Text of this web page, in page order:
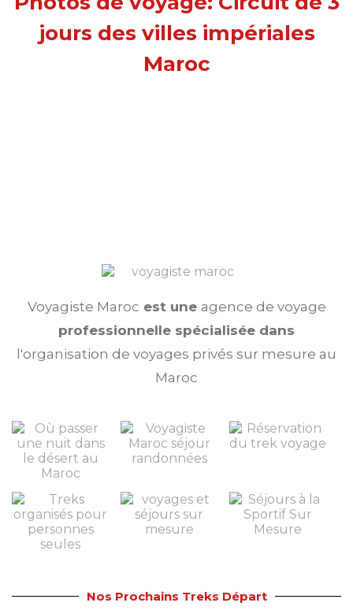
jours des villes impériales
Maroc
Voyagiste Maroc est une agence de voyage
professionnelle spécialisée dans
l'organisation de voyages privés sur mesure au
Maroc
Nos Prochains Treks Départ